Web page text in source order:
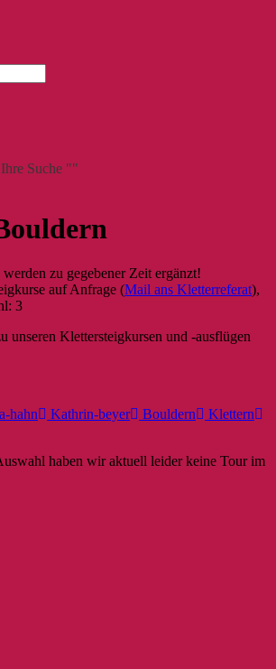
Suche ""
zu gegebener Zeit ergänzt!
auf Anfrage (Mail ans Kletterreferat),
3
unseren Klettersteigkursen und -ausflügen
hahn Kathrin-beyer Bouldern
Klettern
haben wir aktuell leider keine Tour im